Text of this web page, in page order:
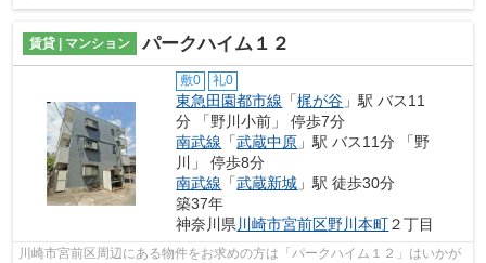
賃貸 | マンション パークハイム１２
敷0 礼0
東急田園都市線 「梶が谷 」駅 バス11
分 「野川小前」 停歩7分
南武線 「武蔵中原 」駅 バス11分 「野
川」 停歩8分
南武線 「武蔵新城 」駅 徒歩30分
築37年
神奈川県川崎市宮前区野川本町２丁目
川崎市宮前区周辺にある物件をお求めの方は「パークハイム１２」はいかが